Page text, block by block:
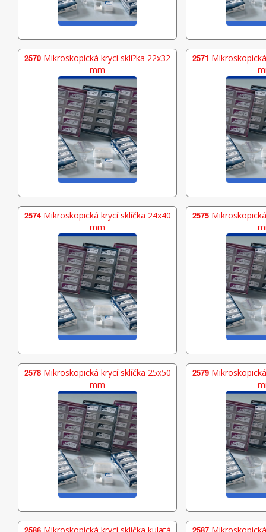
2570 Mikroskopická krycí sklí?ka 22x32
mm
2571
2574Mikroskopická krycí sklíčka 24x40
mm
2575
2578Mikroskopická krycí sklíčka 25x50
mm
2579